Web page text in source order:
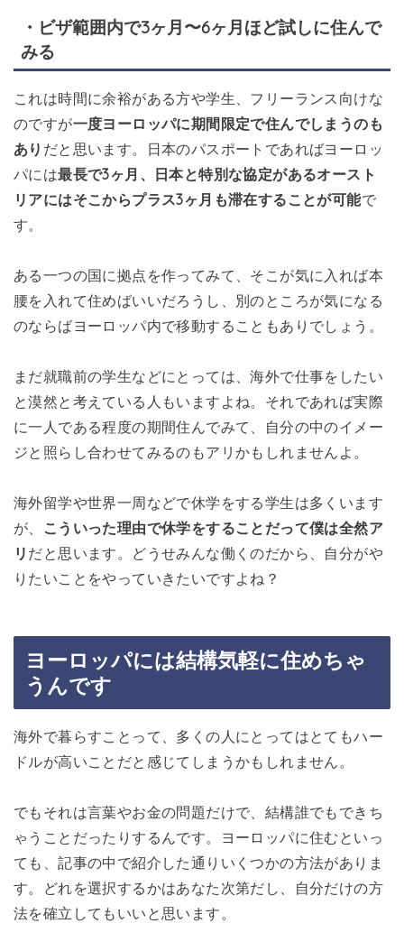
・ビザ範囲内で3ヶ月〜6ヶ月ほど試しに住んで
みる
これは時間に余裕がある方や学生、フリーランス向けな
のですが一度ヨーロッパに期間限定で住んでしまうのも
あり だと思います。日本のパスポートであればヨーロッ
パには最長で3ヶ月、日本と特別な協定があるオースト
リアにはそこからプラス3ヶ月も滞在することが可能で
す。
ある一つの国に拠点を作ってみて、そこが気に入れば本
腰を入れて住めばいいだろうし、別のところが気になる
のならばヨーロッパ内で移動することもありでしょう。
まだ就職前の学生などにとっては、海外で仕事をしたい
と漠然と考えている人もいますよね。それであれば実際
に一人である程度の期間住んでみて、自分の中のイメー
ジと照らし合わせてみるのもアリかもしれませんよ。
海外留学や世界一周などで休学をする学生は多くいます
が、
こういった理由で休学をすることだって僕は全然ア
リ だと思います。どうせみんな働くのだから、自分がや
りたいことをやっていきたいですよね？
ヨーロッパには結構気軽に住めちゃ
うんです
海外で暮らすことって、多くの人にとってはとてもハー
ドルが高いことだと感じてしまうかもしれません。
でもそれは言葉やお金の問題だけで、結構誰でもできち
ゃうことだったりするんです。ヨーロッパに住むといっ
ても、記事の中で紹介した通りいくつかの方法がありま
す。どれを選択するかはあなた次第だし、自分だけの方
法を確立してもいいと思います。